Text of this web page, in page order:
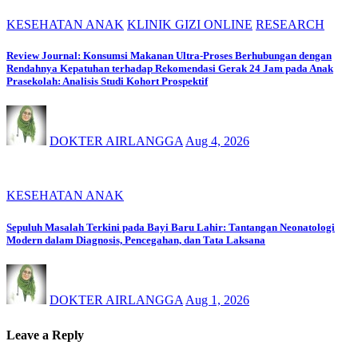
KESEHATAN ANAK KLINIK GIZI ONLINE RESEARCH
Review Journal: Konsumsi Makanan Ultra-Proses Berhubungan dengan
Rendahnya Kepatuhan terhadap Rekomendasi Gerak 24 Jam pada Anak
Prasekolah: Analisis Studi Kohort Prospektif
DOKTER AIRLANGGAAug 4, 2026
KESEHATAN ANAK
Sepuluh Masalah Terkini pada Bayi Baru Lahir: Tantangan Neonatologi
Modern dalam Diagnosis, Pencegahan, dan Tata Laksana
DOKTER AIRLANGGA Aug 1, 2026
Leave a Reply